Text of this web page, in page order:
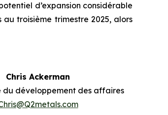
d’expansion considérable
au troisième trimestre 2025, alors
Chris Ackerman
du développement des affaires